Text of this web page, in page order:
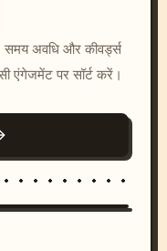
समय अवधि और कीवर्ड्स
एंगेजमेंट पर सॉर्ट करें।